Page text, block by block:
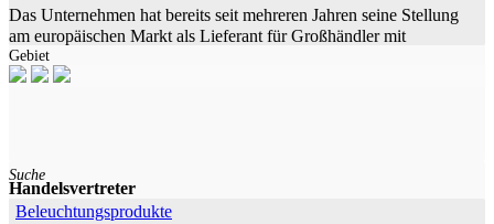
Das Unternehmen hat bereits seit mehreren Jahren seine Stellung
am europäischen Markt als Lieferant für Großhändler mit
innovativer, qualitativ hochwertiger LED Beleuchtung. Bei der
Entwicklung
Gebiet
Suche
Handelsvertreter
Beleuchtungsprodukte